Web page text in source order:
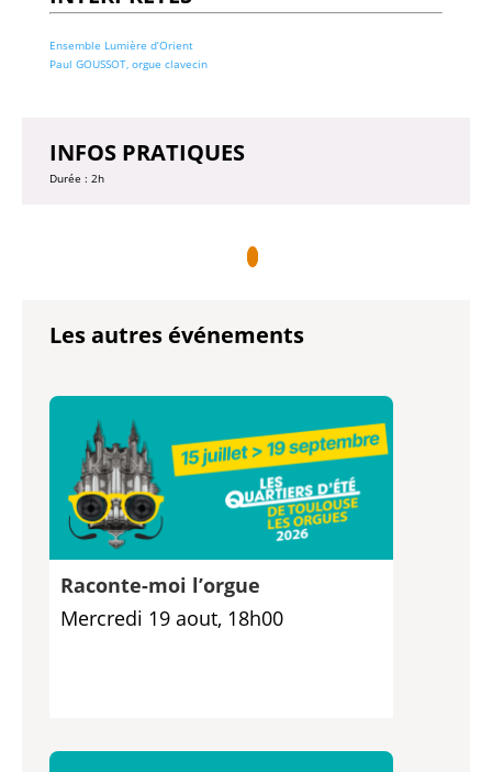
Ensemble Lumière d’Orient
Paul GOUSSOT, orgue clavecin
INFOS PRATIQUES
Durée : 2h
Les autres événements
Raconte-moi l’orgue
Mercredi 19 aout, 18h00